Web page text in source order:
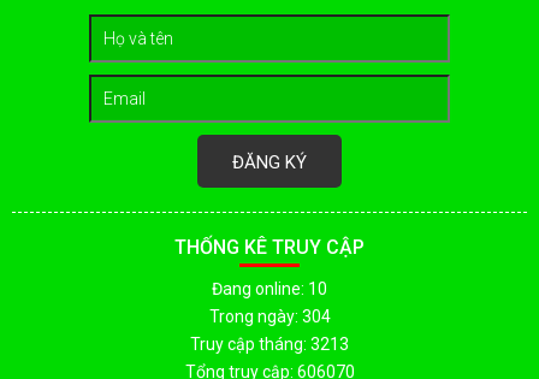
ĐĂNG KÝ
THỐNG KÊ TRUY CẬP
Đang online: 10
Trong ngày: 304
Truy cập tháng: 3213
Tổng truy cập: 606070